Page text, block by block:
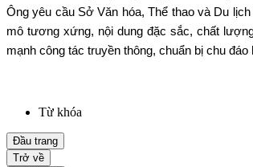
Ông yêu cầu Sở Văn hóa, Thể thao và Du lịch
mô tương xứng, nội dung đặc sắc, chất
mạnh công tác truyền thông, chuẩn bị chu đáo
Từ khóa
Đầu trang
Trở về